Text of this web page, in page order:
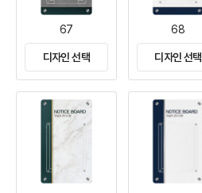
67
디자인 선택
68
디자인 선택